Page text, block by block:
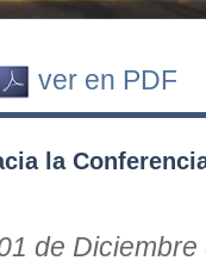
ver en PDF
la
de Diciembre